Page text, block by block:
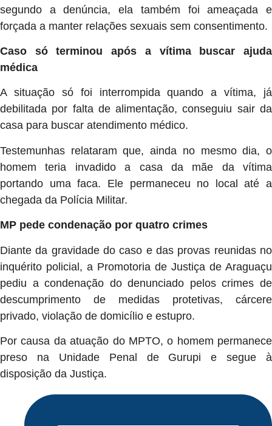
segundo a denúncia, ela também foi ameaçada e
forçada a manter relações sexuais sem consentimento.
Caso só terminou após a vítima buscar ajuda
médica
A situação só foi interrompida quando a vítima, já
debilitada por falta de alimentação, conseguiu sair da
casa para buscar atendimento médico.
Testemunhas relataram que, ainda no mesmo dia, o
homem teria invadido a casa da mãe da vítima
portando uma faca. Ele permaneceu no local até a
chegada da Polícia Militar.
MP pede condenação por quatro crimes
Diante da gravidade do caso e das provas reunidas no
inquérito policial, a Promotoria de Justiça de Araguaçu
pediu a condenação do denunciado pelos crimes de
descumprimento de medidas protetivas, cárcere
privado, violação de domicílio e estupro.
Por causa da atuação do MPTO, o homem permanece
preso na Unidade Penal de Gurupi e segue à
disposição da Justiça.